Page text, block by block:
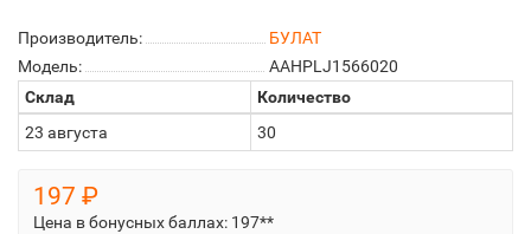
Производитель:
БУЛАТ
Модель:
AAHPLJ1566020
Склад
Количество
23 августа
30
197 ₽
Цена в бонусных баллах: 197**